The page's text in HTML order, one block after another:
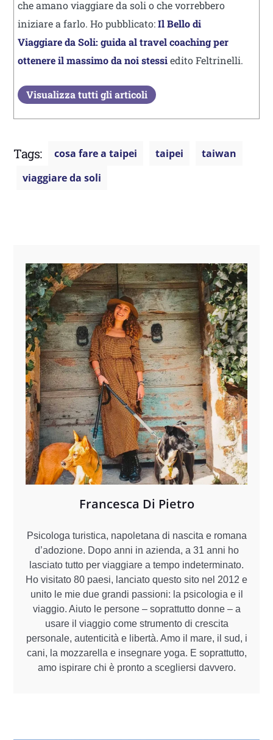
che amano viaggiare da soli o che vorrebbero
iniziare a farlo. Ho pubblicato:Il Bello di
Viaggiare da Soli: guida al travel coaching per
ottenere il massimo da noi stessiedito Feltrinelli.
Visualizza tutti gli articoli
Tags: cosa fare a taipei taipei
taiwan
viaggiare da soli
Francesca Di Pietro
Psicologa turistica, napoletana di nascita e romana
d’adozione. Dopo anni in azienda, a 31 anni ho
lasciato tutto per viaggiare a tempo indeterminato.
Ho visitato 80 paesi, lanciato questo sito nel 2012 e
unito le mie due grandi passioni: la psicologia e il
viaggio. Aiuto le persone – soprattutto donne – a
usare il viaggio come strumento di crescita
personale, autenticità e libertà. Amo il mare, il sud, i
cani, la mozzarella e insegnare yoga. E soprattutto,
amo ispirare chi è pronto a scegliersi davvero.